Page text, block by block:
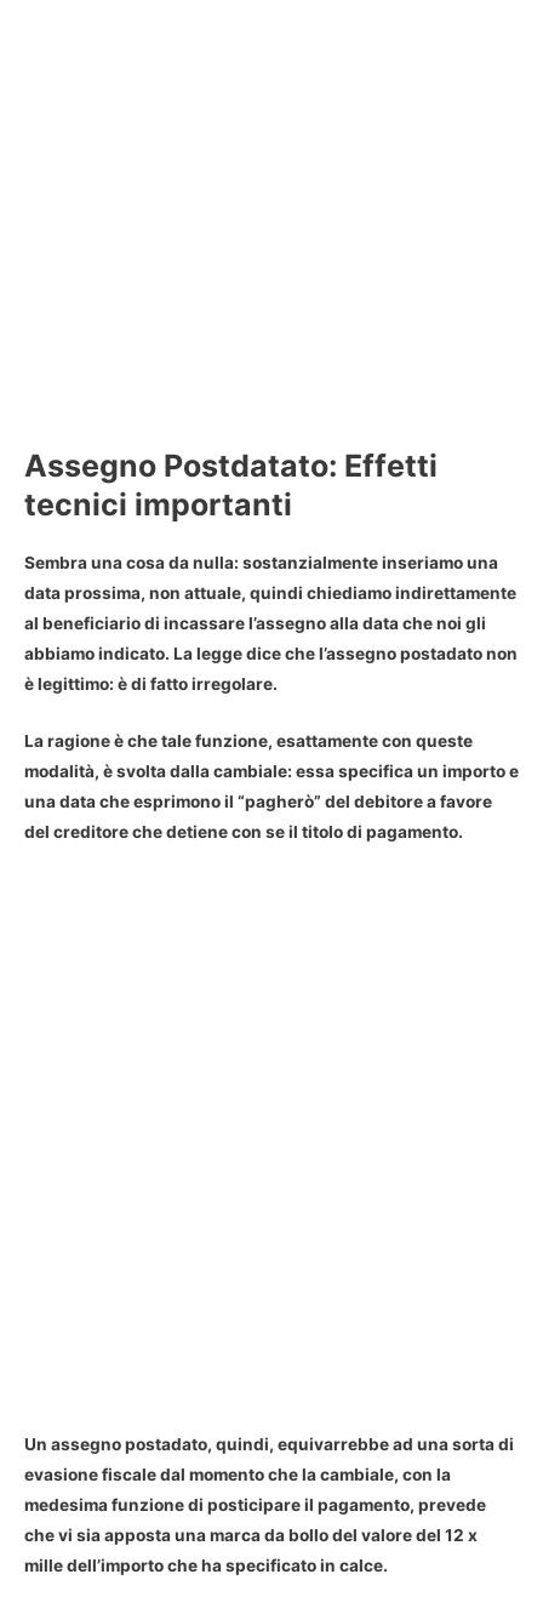
Assegno Postdatato: Effetti
tecnici importanti
Sembra una cosa da nulla: sostanzialmente inseriamo una
data prossima, non attuale, quindi chiediamo indirettamente
al beneficiario di incassare l’assegno alla data che noi gli
abbiamo indicato. La legge dice che l’assegno postadato non
è legittimo: è di fatto irregolare.
La ragione è che tale funzione, esattamente con queste
modalità, è svolta dalla cambiale: essa specifica un importo e
una data che esprimono il “pagherò” del debitore a favore
del creditore che detiene con se il titolo di pagamento.
Un assegno postadato, quindi, equivarrebbe ad una sorta di
evasione fiscale dal momento che la cambiale, con la
medesima funzione di posticipare il pagamento, prevede
che vi sia apposta una marca da bollo del valore del 12 x
mille dell’importo che ha specificato in calce.